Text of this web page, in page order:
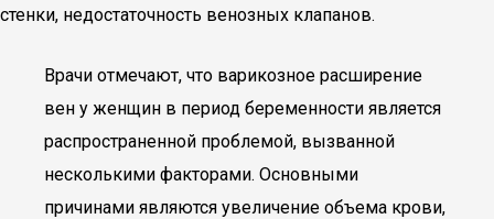
стенки, недостаточность венозных клапанов.
Врачи отмечают, что варикозное расширение
вен у женщин в период беременности является
распространенной проблемой, вызванной
несколькими факторами. Основными
причинами являются увеличение объема крови,